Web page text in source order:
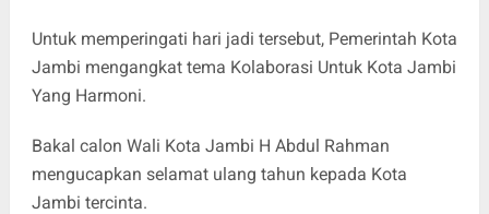
Untuk memperingati hari jadi tersebut, Pemerintah Kota
Jambi mengangkat tema Kolaborasi Untuk Kota Jambi
Yang Harmoni.
Bakal calon Wali Kota Jambi H Abdul Rahman
mengucapkan selamat ulang tahun kepada Kota
Jambi tercinta.